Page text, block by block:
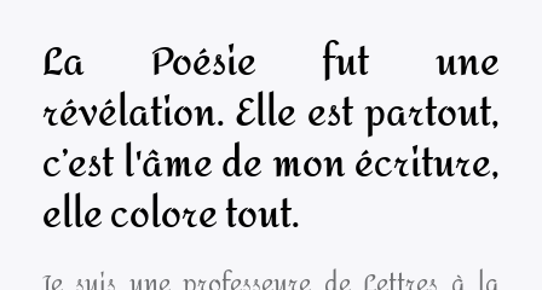
La Poésie fut une
révélation. Elle est partout,
c’est l'âme de mon écriture,
elle colore tout.